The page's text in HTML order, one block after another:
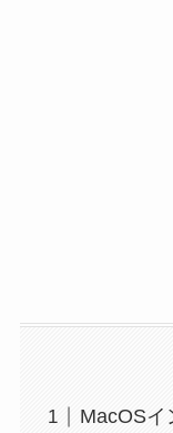
MacOSイ